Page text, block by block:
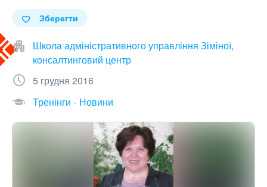
Зберегти
Школа адміністративного управління Зіміної,
консалтинговий центр
5 грудня 2016
Тренінги
Новини